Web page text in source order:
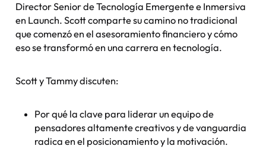
Director Senior de Tecnología Emergente e Inmersiva
en Launch. Scott comparte su camino no tradicional
que comenzó en el asesoramiento financiero y cómo
eso se transformó en una carrera en tecnología.
Scott y Tammy discuten:
Por qué la clave para liderar un equipo de
pensadores altamente creativos y de vanguardia
radica en el posicionamiento y la motivación.